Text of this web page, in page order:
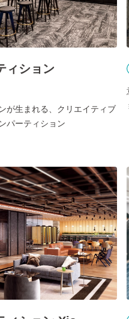
ィション
が生まれる、クリエイティブ
パーティション